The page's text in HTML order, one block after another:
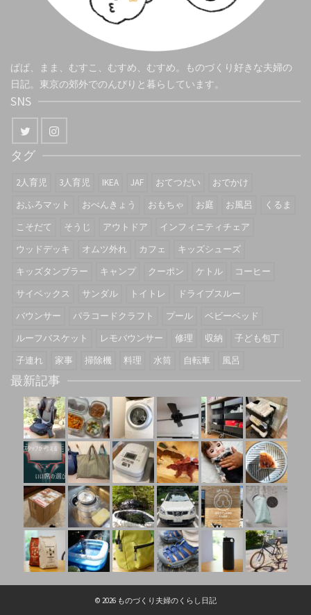
ぱぱ、まま、むすこ、むすめ、むすめ。ものづくり好きな夫婦の
日記。東京の郊外でのんびりと暮らしています。
SNS
タグ
2人育児 3人育児 IKEA JAF おてつだい
おでかけ
おふろマット
おべんきょう おもちゃ お庭 お風呂
くるま
こそだて
そうじ アウトドア
インフィニティチェア
ウッドデッキ
オムツ外れ カフェ
キッズシューズ
キッズタンブラー
キャンプ クーポン ケトル
コーヒー
サイベックス
サンダル トイトレ
ドライブスルー
バウンサー
パラコードクラフト プール
ベビーベッド
ルーフバスケット
レモバウンサー 修理 収納
子ども包丁
子連れ
家事 掃除機 料理 水筒 自転車 風呂
最新記事
© 2026 ものづくり夫婦のくらし日記